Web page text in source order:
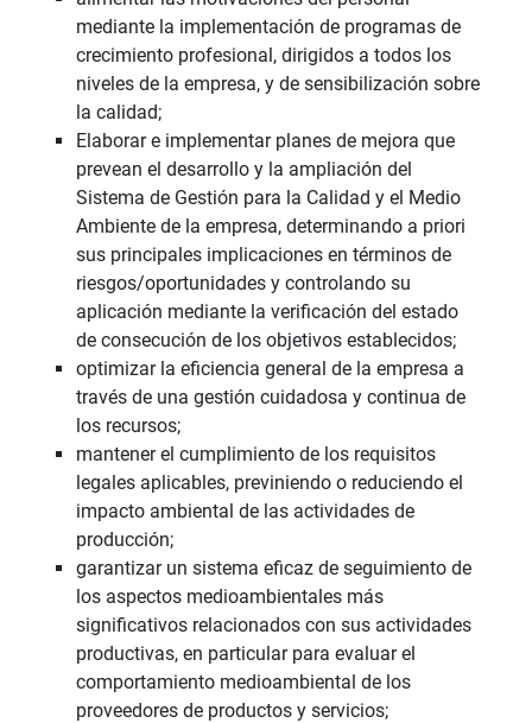
mediante la implementación de programas de
crecimiento profesional, dirigidos a todos los
niveles de la empresa, y de sensibilización sobre
la calidad;
Elaborar e implementar planes de mejora que
prevean el desarrollo y la ampliación del
Sistema de Gestión para la Calidad y el Medio
Ambiente de la empresa, determinando a priori
sus principales implicaciones en términos de
riesgos/oportunidades y controlando su
aplicación mediante la verificación del estado
de consecución de los objetivos establecidos;
optimizar la eficiencia general de la empresa a
través de una gestión cuidadosa y continua de
los recursos;
mantener el cumplimiento de los requisitos
legales aplicables, previniendo o reduciendo el
impacto ambiental de las actividades de
producción;
garantizar un sistema eficaz de seguimiento de
los aspectos medioambientales más
significativos relacionados con sus actividades
productivas, en particular para evaluar el
comportamiento medioambiental de los
proveedores de productos y servicios;